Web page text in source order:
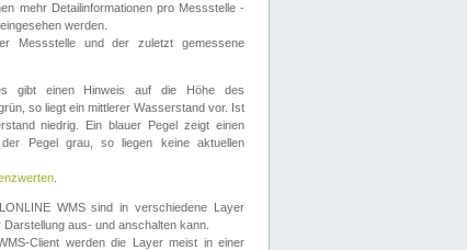
mehr Detailinformationen pro Messstelle -
werden.
Messstelle und der zuletzt gemessene
gibt einen Hinweis auf die Höhe des
so liegt ein mittlerer Wasserstand vor. Ist
niedrig. Ein blauer Pegel zeigt einen
Pegel grau, so liegen keine aktuellen
WMS sind in verschiedene Layer
aus- und anschalten kann.
Client werden die Layer meist in einer